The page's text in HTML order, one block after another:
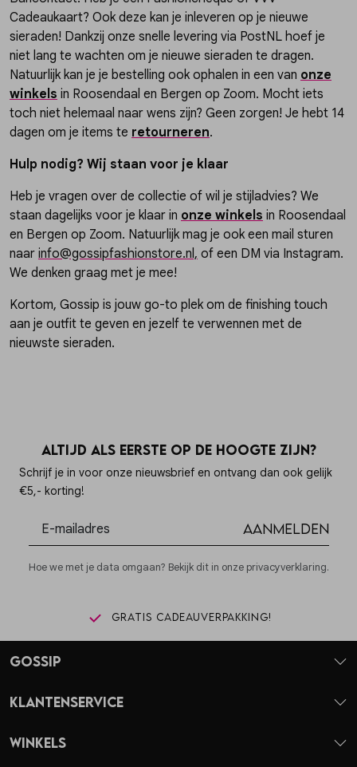
Cadeaukaart? Ook deze kan je inleveren op je nieuwe
sieraden! Dankzij onze snelle levering via PostNL hoef je
niet lang te wachten om je nieuwe sieraden te dragen.
Natuurlijk kan je je bestelling ook ophalen in een van onze
winkels in Roosendaal en Bergen op Zoom. Mocht iets
toch niet helemaal naar wens zijn? Geen zorgen! Je hebt 14
dagen om je items te retourneren.
Hulp nodig? Wij staan voor je klaar
Heb je vragen over de collectie of wil je stijladvies? We
staan dagelijks voor je klaar in onze winkels in Roosendaal
en Bergen op Zoom. Natuurlijk mag je ook een mail sturen
naar info@gossipfashionstore.nl, of een DM via Instagram.
We denken graag met je mee!
Kortom, Gossip is jouw go-to plek om de finishing touch
aan je outfit te geven en jezelf te verwennen met de
nieuwste sieraden.
Altijd als eerste op de hoogte zijn?
Schrijf je in voor onze nieuwsbrief en ontvang dan ook gelijk
€5,- korting!
Aanmelden
Hoe we met je data omgaan? Bekijk dit in onze privacyverklaring.
Gratis cadeauverpakking!
Gossip
Klantenservice
Winkels